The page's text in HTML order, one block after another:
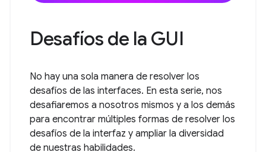
Desafíos de la GUI
No hay una sola manera de resolver los
desafíos de las interfaces. En esta serie, nos
desafiaremos a nosotros mismos y a los demás
para encontrar múltiples formas de resolver los
desafíos de la interfaz y ampliar la diversidad
de nuestras habilidades.